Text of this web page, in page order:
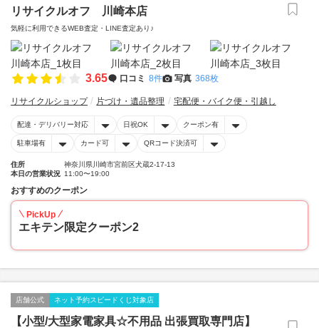
リサイクルオフ 川崎本店
気軽に利用できるWEB査定・LINE査定あり♪
3.65 口コミ 8件 写真 368枚
リサイクルショップ 片づけ・遺品整理 宅配便・バイク便・引越し
配達・デリバリー対応 日祝OK クーポン有
駐車場有 カード可 QRコード決済可
住所
神奈川県川崎市宮前区犬蔵2-17-13
本日の営業状況 11:00〜19:00
おすすめのクーポン
PickUp
エキテン限定クーポン2
店舗公式 ネット予約スピードくじ対象店
【小型/大型家電家具☆不用品 出張買取専門店】